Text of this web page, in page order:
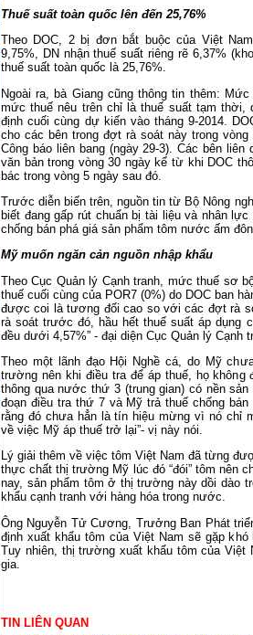
Thuế suất toàn quốc lên đến 25,76%
Theo DOC, 2 bị đơn bắt buộc của Việt
9,75%, DN nhận thuế suất riêng rẽ 6,37%
thuế suất toàn quốc là 25,76%.
Ngoài ra, bà Giang cũng thông tin thêm: Mức
mức thuế nêu trên chỉ là thuế suất tạm thời,
định cuối cùng dự kiến vào tháng 9-2014.
cho các bên trong đợt rà soát này trong
Công báo liên bang (ngày 29-3). Các bên
văn bản trong vòng 30 ngày kể từ khi DOC
bác trong vòng 5 ngày sau đó.
Trước diễn biến trên, nguồn tin từ Bộ Nông
biết đang gấp rút chuẩn bị tài liệu và nhân
chống bán phá giá sản phẩm tôm nước ấm
Mỹ muốn ngăn cản nguồn nhập khẩu
Theo Cục Quản lý Cạnh tranh, mức thuế sơ
thuế cuối cùng của POR7 (0%) do DOC ban
được coi là tương đối cao so với các đợt rà
rà soát trước đó, hầu hết thuế suất áp dụng
đều dưới 4,57%” - đại diện Cục Quản lý Cạnh
Theo một lãnh đạo Hội Nghề cá, do Mỹ
trường nên khi điều tra để áp thuế, họ
thông qua nước thứ 3 (trung gian) có nền
đoạn điều tra thứ 7 và Mỹ trả thuế chống
rằng đó chưa hẳn là tín hiệu mừng vì nó chỉ
về việc Mỹ áp thuế trở lại”- vị này nói.
Lý giải thêm về việc tôm Việt Nam đã từng
thực chất thị trường Mỹ lúc đó “đói” tôm nên
nay, sản phẩm tôm ở thị trường này dồi dào
khẩu cạnh tranh với hàng hóa trong nước.
Ông Nguyễn Tử Cương, Trưởng Ban Phát
định xuất khẩu tôm của Việt Nam sẽ gặp
Tuy nhiên, thị trường xuất khẩu tôm của Việt
gia.
TIN LIÊN QUAN